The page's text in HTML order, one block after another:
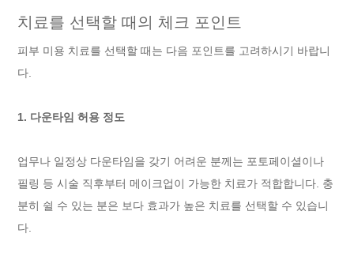
치료를 선택할 때의 체크 포인트
피부 미용 치료를 선택할 때는 다음 포인트를 고려하시기 바랍니
다.
1. 다운타임 허용 정도
업무나 일정상 다운타임을 갖기 어려운 분께는 포토페이셜이나
필링 등 시술 직후부터 메이크업이 가능한 치료가 적합합니다. 충
분히 쉴 수 있는 분은 보다 효과가 높은 치료를 선택할 수 있습니
다.